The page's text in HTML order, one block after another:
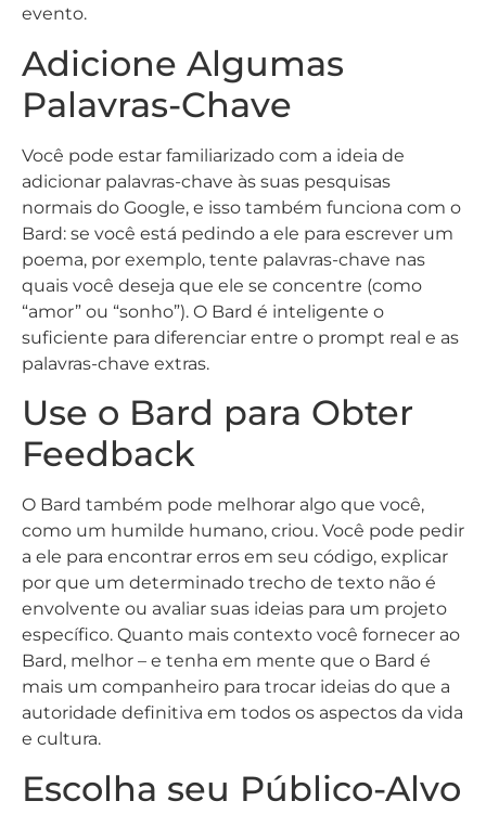
evento.
Adicione Algumas
Palavras-Chave
Você pode estar familiarizado com a ideia de
adicionar palavras-chave às suas pesquisas
normais do Google, e isso também funciona com o
Bard: se você está pedindo a ele para escrever um
poema, por exemplo, tente palavras-chave nas
quais você deseja que ele se concentre (como
“amor” ou “sonho”). O Bard é inteligente o
suficiente para diferenciar entre o prompt real e as
palavras-chave extras.
Use o Bard para Obter
Feedback
O Bard também pode melhorar algo que você,
como um humilde humano, criou. Você pode pedir
a ele para encontrar erros em seu código, explicar
por que um determinado trecho de texto não é
envolvente ou avaliar suas ideias para um projeto
específico. Quanto mais contexto você fornecer ao
Bard, melhor – e tenha em mente que o Bard é
mais um companheiro para trocar ideias do que a
autoridade definitiva em todos os aspectos da vida
e cultura.
Escolha seu Público-Alvo